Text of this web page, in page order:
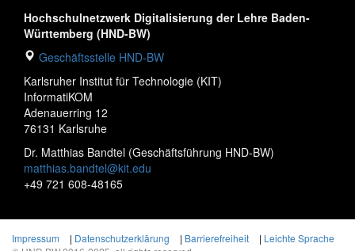
Hochschulnetzwerk Digitalisierung der Lehre Baden-
Württemberg (HND-BW)
Geschäftsstelle HND-BW
Karlsruher Institut für Technologie (KIT)
InformatiKOM
Adenauerring 12
76131 Karlsruhe
Dr. Matthias Bandtel (Geschäftsführung HND-BW)
matthias.bandtel@kit.edu
+49 721 608-48165
Impressum | Datenschutzerklärung | Barrierefreiheit | Leichte Sprache